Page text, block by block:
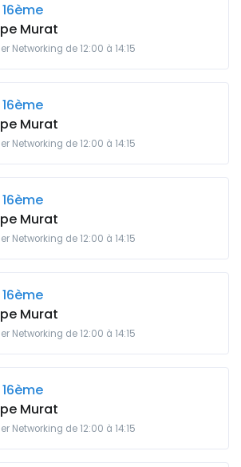
Murat
Networking de 12:00 à 14:15
Murat
Networking de 12:00 à 14:15
Murat
Networking de 12:00 à 14:15
Murat
Networking de 12:00 à 14:15
Murat
Networking de 12:00 à 14:15